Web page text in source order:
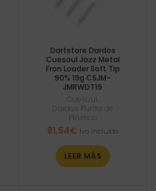
Dartstore Dardos
Cuesoul Jazz Metal
Fron Loader Soft Tip
90% 19g CSJM-
JMRWDT19
Cuesoul
Dardos Punta de
Plástico
81,54€ Iva incluido
LEER MÁS